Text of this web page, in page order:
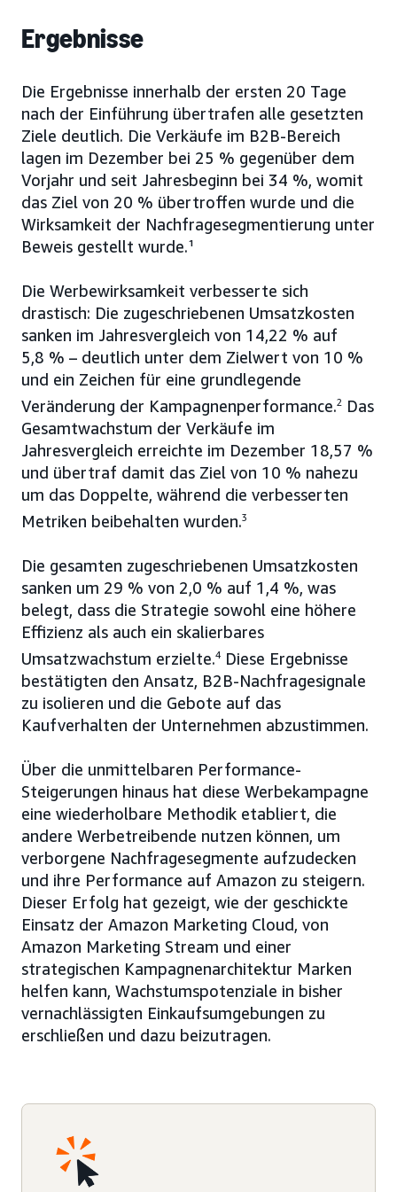
Ergebnisse
Die Ergebnisse innerhalb der ersten 20 Tage
nach der Einführung übertrafen alle gesetzten
Ziele deutlich. Die Verkäufe im B2B-Bereich
lagen im Dezember bei 25 % gegenüber dem
Vorjahr und seit Jahresbeginn bei 34 %, womit
das Ziel von 20 % übertroffen wurde und die
Wirksamkeit der Nachfragesegmentierung unter
Beweis gestellt wurde.¹
Die Werbewirksamkeit verbesserte sich
drastisch: Die zugeschriebenen Umsatzkosten
sanken im Jahresvergleich von 14,22 % auf
5,8 % – deutlich unter dem Zielwert von 10 %
und ein Zeichen für eine grundlegende
Veränderung der Kampagnenperformance.2
Das
Gesamtwachstum der Verkäufe im
Jahresvergleich erreichte im Dezember 18,57 %
und übertraf damit das Ziel von 10 % nahezu
um das Doppelte, während die verbesserten
Metriken beibehalten wurden.3
Die gesamten zugeschriebenen Umsatzkosten
sanken um 29 % von 2,0 % auf 1,4 %, was
belegt, dass die Strategie sowohl eine höhere
Effizienz als auch ein skalierbares
Umsatzwachstum erzielte.4 Diese Ergebnisse
bestätigten den Ansatz, B2B-Nachfragesignale
zu isolieren und die Gebote auf das
Kaufverhalten der Unternehmen abzustimmen.
Über die unmittelbaren Performance-
Steigerungen hinaus hat diese Werbekampagne
eine wiederholbare Methodik etabliert, die
andere Werbetreibende nutzen können, um
verborgene Nachfragesegmente aufzudecken
und ihre Performance auf Amazon zu steigern.
Dieser Erfolg hat gezeigt, wie der geschickte
Einsatz der Amazon Marketing Cloud, von
Amazon Marketing Stream und einer
strategischen Kampagnenarchitektur Marken
helfen kann, Wachstumspotenziale in bisher
vernachlässigten Einkaufsumgebungen zu
erschließen und dazu beizutragen.